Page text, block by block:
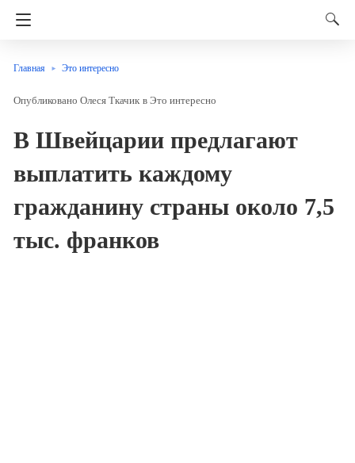
Главная Это интересно
Олеся Ткачик в Это интересно
В Швейцарии предлагают
выплатить каждому
гражданину страны около 7,5
тыс. франков